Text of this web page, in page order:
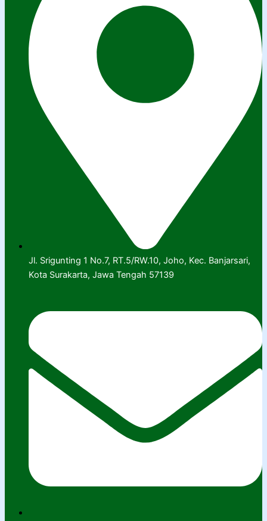
Jl. Srigunting 1 No.7, RT.5/RW.10, Joho, Kec. Banjarsari,
Kota Surakarta, Jawa Tengah 57139